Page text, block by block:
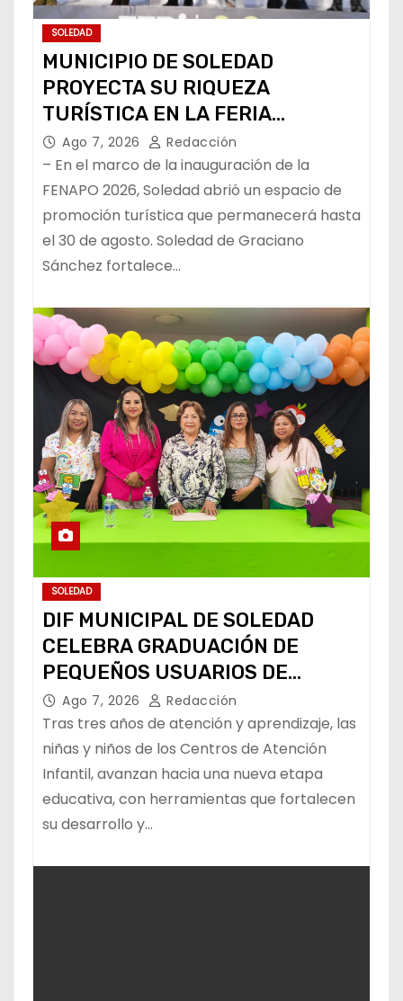
SOLEDAD
MUNICIPIO DE SOLEDAD
PROYECTA SU RIQUEZA
TURÍSTICA EN LA FERIA
NACIONAL POTOSINA
Ago 7, 2026 Redacción
– En el marco de la inauguración de la
FENAPO 2026, Soledad abrió un espacio de
promoción turística que permanecerá hasta
el 30 de agosto. Soledad de Graciano
Sánchez fortalece…
SOLEDAD
DIF MUNICIPAL DE SOLEDAD
CELEBRA GRADUACIÓN DE
PEQUEÑOS USUARIOS DE
ESTANCIAS “CAPULLITOS 1 Y 2”
Ago 7, 2026 Redacción
Tras tres años de atención y aprendizaje, las
niñas y niños de los Centros de Atención
Infantil, avanzan hacia una nueva etapa
educativa, con herramientas que fortalecen
su desarrollo y…